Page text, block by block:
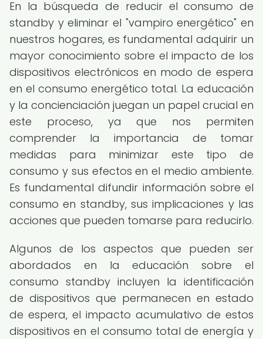
En la búsqueda de reducir el consumo de
standby y eliminar el "vampiro energético" en
nuestros hogares, es fundamental adquirir un
mayor conocimiento sobre el impacto de los
dispositivos electrónicos en modo de espera
en el consumo energético total. La educación
y la concienciación juegan un papel crucial en
este proceso, ya que nos permiten
comprender la importancia de tomar
medidas para minimizar este tipo de
consumo y sus efectos en el medio ambiente.
Es fundamental difundir información sobre el
consumo en standby, sus implicaciones y las
acciones que pueden tomarse para reducirlo.
Algunos de los aspectos que pueden ser
abordados en la educación sobre el
consumo standby incluyen la identificación
de dispositivos que permanecen en estado
de espera, el impacto acumulativo de estos
dispositivos en el consumo total de energía y